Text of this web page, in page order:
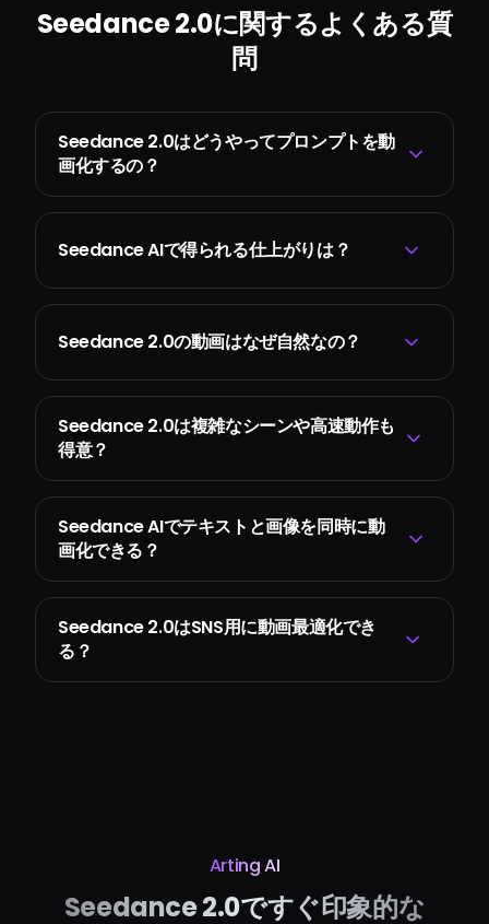
Seedance 2.0に関するよくある質
問
Seedance 2.0はどうやってプロンプトを動
画化するの？
Seedance AIで得られる仕上がりは？
Seedance 2.0の動画はなぜ自然なの？
Seedance 2.0は複雑なシーンや高速動作も
得意？
Seedance AIでテキストと画像を同時に動
画化できる？
Seedance 2.0はSNS用に動画最適化でき
る？
Arting AI
Seedance 2.0ですぐ印象的な